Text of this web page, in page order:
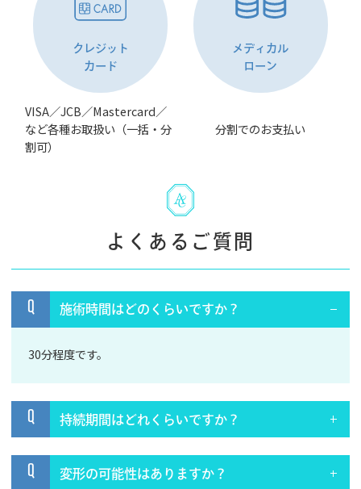
クレジット
カード
VISA／JCB／Mastercard／
など各種お取扱い（一括・分
割可）
メディカル
ローン
分割でのお支払い
よくあるご質問
Q 施術時間はどのくらいですか？
30分程度です。
Q 持続期間はどれくらいですか？
Q 変形の可能性はありますか？